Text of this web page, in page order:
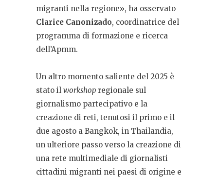
migranti nella regione», ha osservato
Clarice Canonizado, coordinatrice del
programma di formazione e ricerca
dell’Apmm.
Un altro momento saliente del 2025 è
stato il workshop regionale sul
giornalismo partecipativo e la
creazione di reti, tenutosi il primo e il
due agosto a Bangkok, in Thailandia,
un ulteriore passo verso la creazione di
una rete multimediale di giornalisti
cittadini migranti nei paesi di origine e